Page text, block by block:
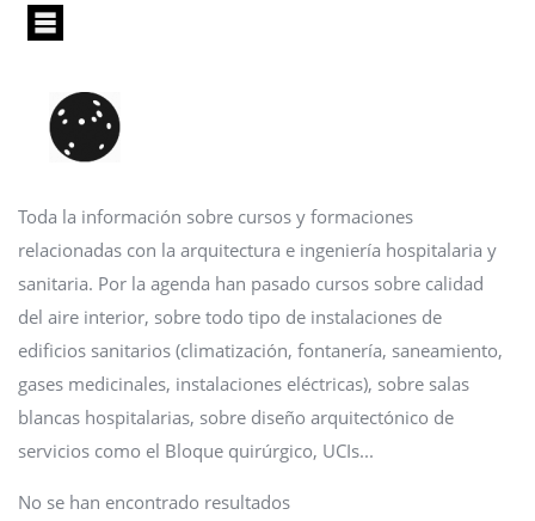
Pasar
principal
Toda la información sobre cursos y formaciones
relacionadas con la arquitectura e ingeniería hospitalaria y
sanitaria. Por la agenda han pasado cursos sobre calidad
del aire interior, sobre todo tipo de instalaciones de
edificios sanitarios (climatización, fontanería, saneamiento,
gases medicinales, instalaciones eléctricas), sobre salas
blancas hospitalarias, sobre diseño arquitectónico de
servicios como el Bloque quirúrgico, UCIs...
No se han encontrado resultados